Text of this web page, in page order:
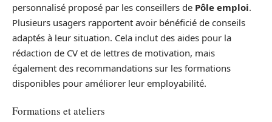
personnalisé proposé par les conseillers de Pôle emploi.
Plusieurs usagers rapportent avoir bénéficié de conseils
adaptés à leur situation. Cela inclut des aides pour la
rédaction de CV et de lettres de motivation, mais
également des recommandations sur les formations
disponibles pour améliorer leur employabilité.
Formations et ateliers